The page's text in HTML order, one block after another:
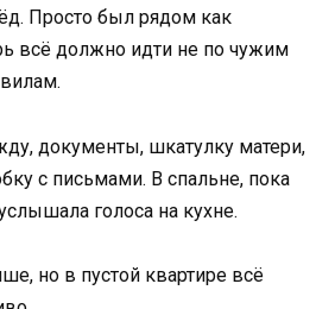
Просто был рядом как
всё должно идти не по чужим
документы, шкатулку матери,
с письмами. В спальне, пока
голоса на кухне.
но в пустой квартире всё